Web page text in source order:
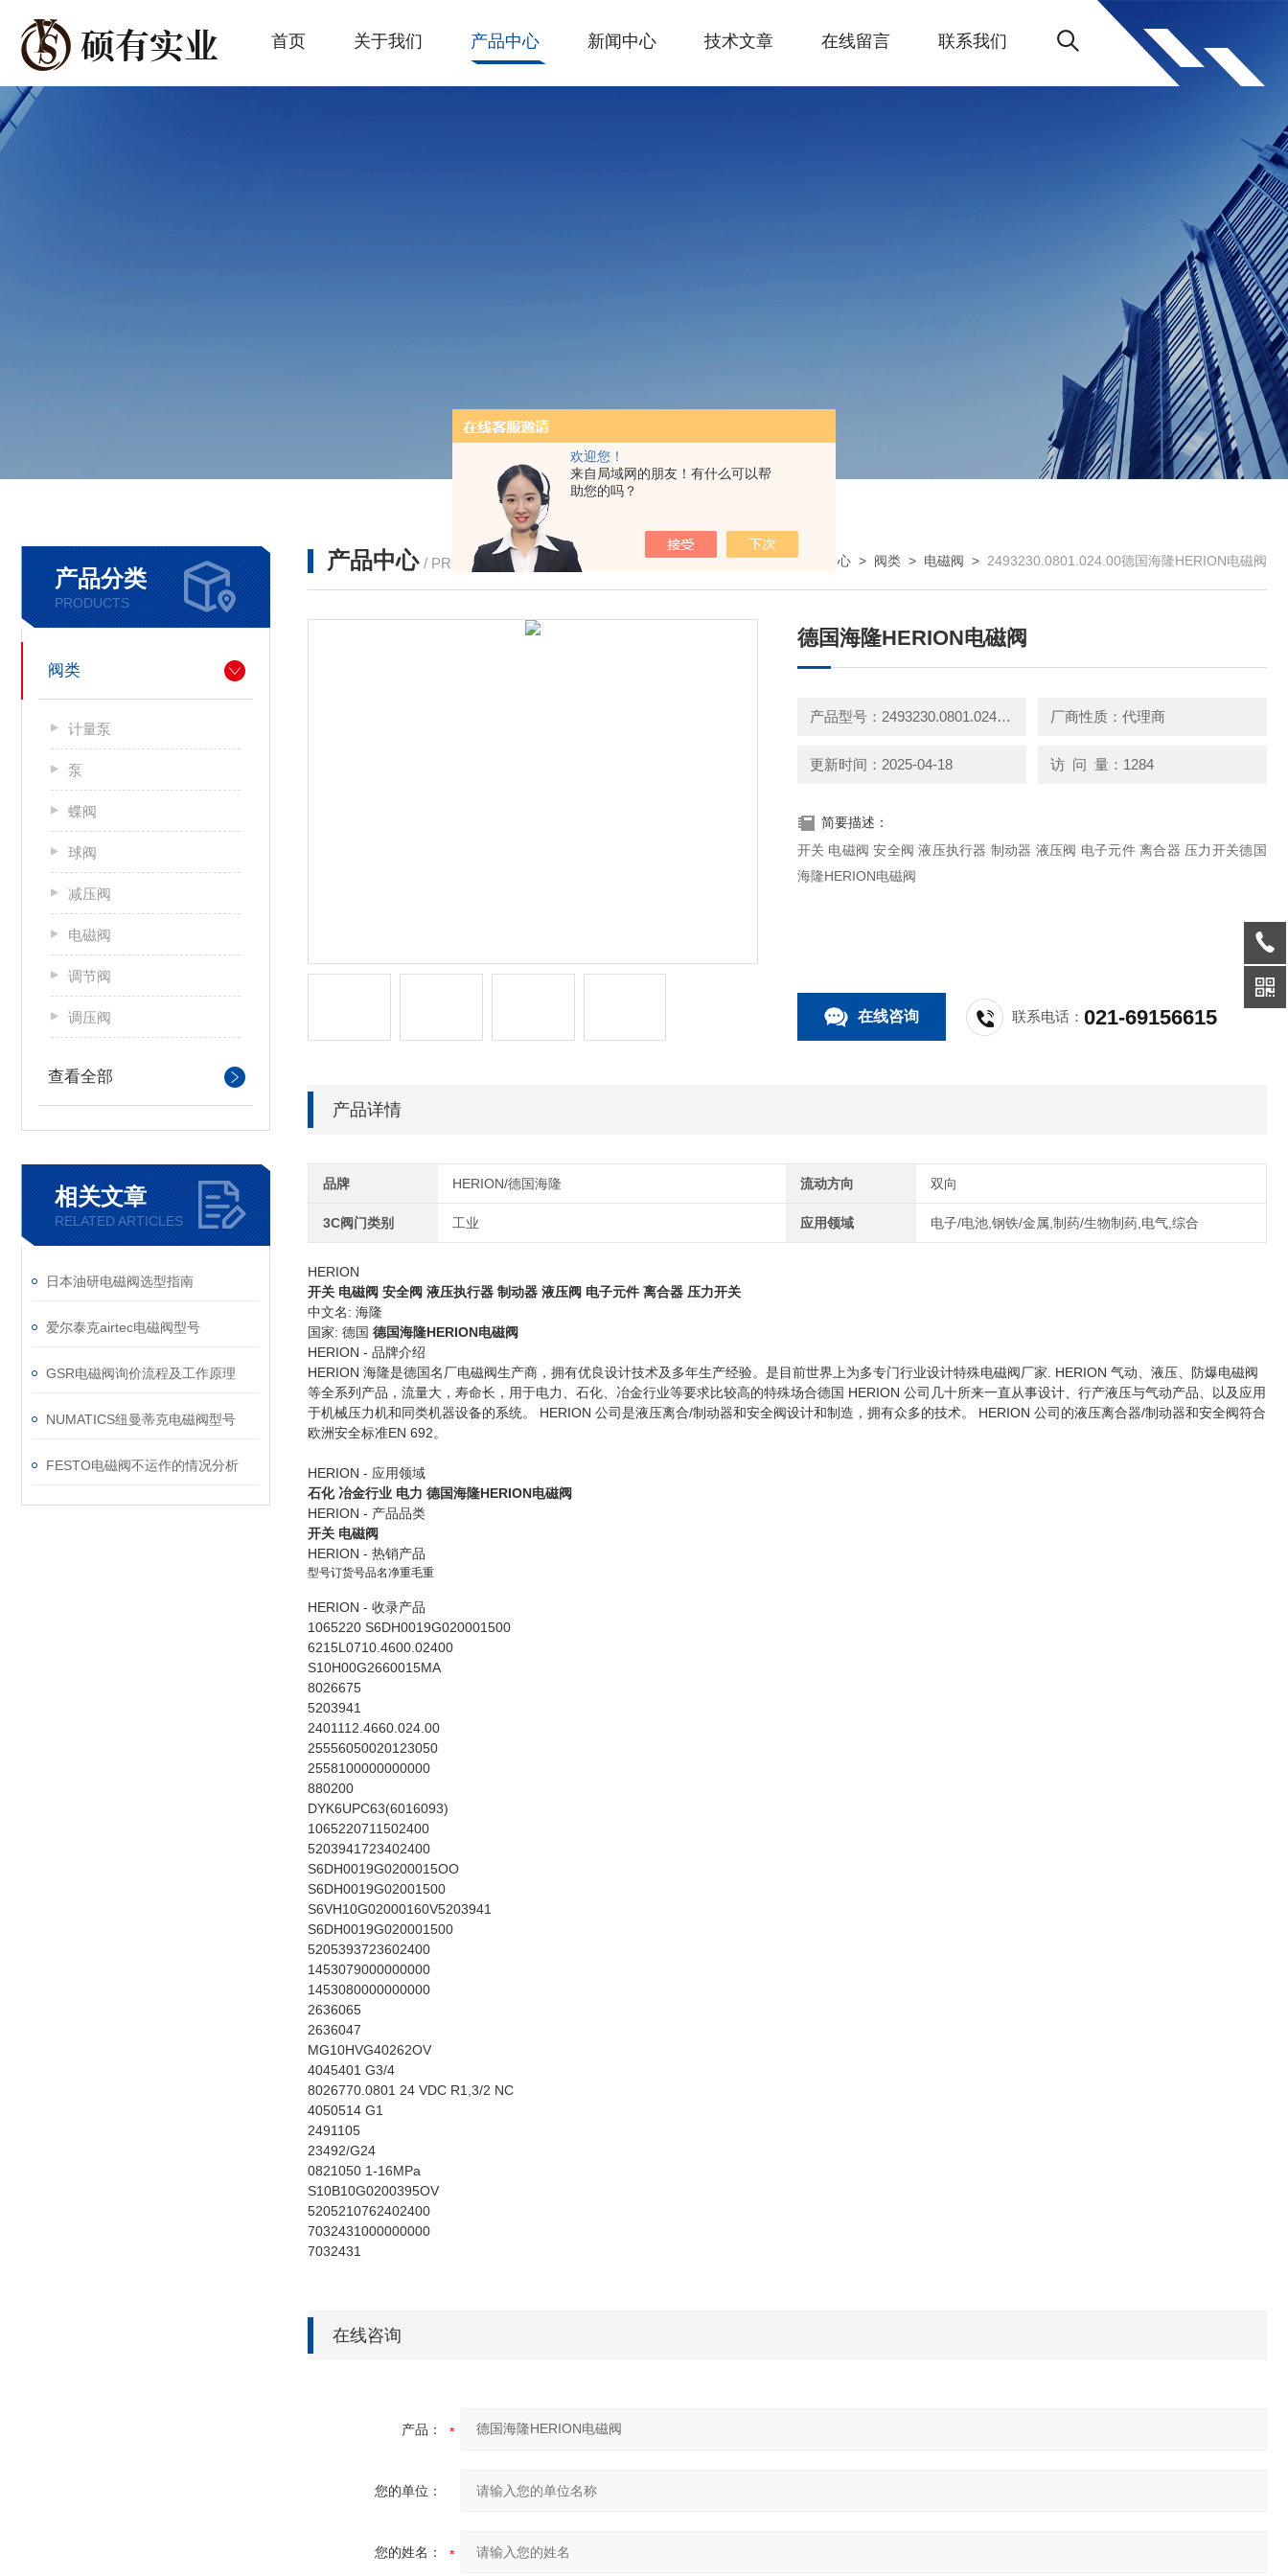
欢迎您！
来自局域网的朋友！有什么可以帮
助您的吗？
首页 关于我们 产品中心 新闻中心 技术文章 在线留言 联系我们
产品分类
PRODUCTS
阀类
计量泵
泵
蝶阀
球阀
减压阀
电磁阀
调节阀
调压阀
查看全部
相关文章
RELATED ARTICLES
日本油研电磁阀选型指南
爱尔泰克airtec电磁阀型号
GSR电磁阀询价流程及工作原理
NUMATICS纽曼蒂克电磁阀型号
FESTO电磁阀不运作的情况分析
产品中心 / PRODUCTS 我的位置：首页>产品中心 > 阀类 > 电磁阀 > 2493230.0801.024.00德国海隆HERION电磁阀
德国海隆HERION电磁阀
产品型号：2493230.0801.024.00 厂商性质：代理商
更新时间：2025-04-18 访 问 量：1284
简要描述：
开关 电磁阀 安全阀 液压执行器 制动器 液压阀 电子元件 离合器 压力开关德国
海隆HERION电磁阀
在线咨询 联系电话：021-69156615
产品详情
品牌 HERION/德国海隆 流动方向 双向
3C阀门类别 工业 应用领域 电子/电池,钢铁/金属,制药/生物制药,电气,综合
HERION
开关 电磁阀 安全阀 液压执行器 制动器 液压阀 电子元件 离合器 压力开关
中文名: 海隆
国家: 德国 德国海隆HERION电磁阀
HERION - 品牌介绍
HERION 海隆是德国名厂电磁阀生产商，拥有优良设计技术及多年生产经验。是目前世界上为多专门行业设计特殊电磁阀厂家. HERION 气动、液压、防爆电磁阀
等全系列产品，流量大，寿命长，用于电力、石化、冶金行业等要求比较高的特殊场合德国 HERION 公司几十所来一直从事设计、行产液压与气动产品、以及应用
于机械压力机和同类机器设备的系统。 HERION 公司是液压离合/制动器和安全阀设计和制造，拥有众多的技术。 HERION 公司的液压离合器/制动器和安全阀符合
欧洲安全标准EN 692。
HERION - 应用领域
石化 冶金行业 电力 德国海隆HERION电磁阀
HERION - 产品品类
开关 电磁阀
HERION - 热销产品
型号订货号品名净重毛重
HERION - 收录产品
1065220 S6DH0019G020001500
6215L0710.4600.02400
S10H00G2660015MA
8026675
5203941
2401112.4660.024.00
25556050020123050
2558100000000000
880200
DYK6UPC63(6016093)
1065220711502400
5203941723402400
S6DH0019G0200015OO
S6DH0019G02001500
S6VH10G02000160V5203941
S6DH0019G020001500
5205393723602400
1453079000000000
1453080000000000
2636065
2636047
MG10HVG40262OV
4045401 G3/4
8026770.0801 24 VDC R1,3/2 NC
4050514 G1
2491105
23492/G24
0821050 1-16MPa
S10B10G0200395OV
5205210762402400
7032431000000000
7032431
在线咨询
产品：
您的单位：
您的姓名：